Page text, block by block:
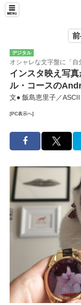
デジタル
オシャレな文字盤に「
インスタ映え写
ル・コースの
文● 飯島恵里子／ASCII
[PC表示へ]